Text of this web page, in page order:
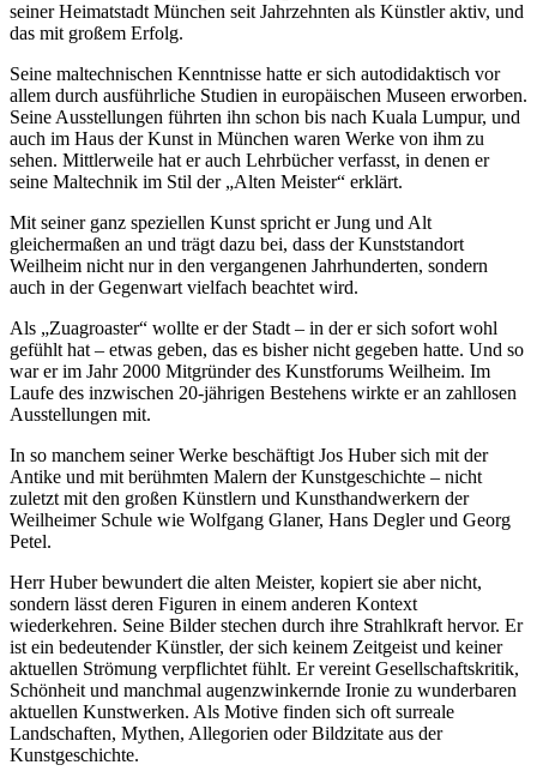
seiner Heimatstadt München seit Jahrzehnten als Künstler aktiv, und
das mit großem Erfolg.
Seine maltechnischen Kenntnisse hatte er sich autodidaktisch vor
allem durch ausführliche Studien in europäischen Museen erworben.
Seine Ausstellungen führten ihn schon bis nach Kuala Lumpur, und
auch im Haus der Kunst in München waren Werke von ihm zu
sehen. Mittlerweile hat er auch Lehrbücher verfasst, in denen er
seine Maltechnik im Stil der „Alten Meister“ erklärt.
Mit seiner ganz speziellen Kunst spricht er Jung und Alt
gleichermaßen an und trägt dazu bei, dass der Kunststandort
Weilheim nicht nur in den vergangenen Jahrhunderten, sondern
auch in der Gegenwart vielfach beachtet wird.
Als „Zuagroaster“ wollte er der Stadt – in der er sich sofort wohl
gefühlt hat – etwas geben, das es bisher nicht gegeben hatte. Und so
war er im Jahr 2000 Mitgründer des Kunstforums Weilheim. Im
Laufe des inzwischen 20-jährigen Bestehens wirkte er an zahllosen
Ausstellungen mit.
In so manchem seiner Werke beschäftigt Jos Huber sich mit der
Antike und mit berühmten Malern der Kunstgeschichte – nicht
zuletzt mit den großen Künstlern und Kunsthandwerkern der
Weilheimer Schule wie Wolfgang Glaner, Hans Degler und Georg
Petel.
Herr Huber bewundert die alten Meister, kopiert sie aber nicht,
sondern lässt deren Figuren in einem anderen Kontext
wiederkehren. Seine Bilder stechen durch ihre Strahlkraft hervor. Er
ist ein bedeutender Künstler, der sich keinem Zeitgeist und keiner
aktuellen Strömung verpflichtet fühlt. Er vereint Gesellschaftskritik,
Schönheit und manchmal augenzwinkernde Ironie zu wunderbaren
aktuellen Kunstwerken. Als Motive finden sich oft surreale
Landschaften, Mythen, Allegorien oder Bildzitate aus der
Kunstgeschichte.